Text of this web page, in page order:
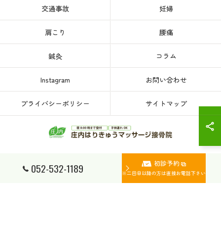
052-532-1189 初診予約
※二回目以降の方は直接お電話下さい
交通事故 妊婦
肩こり 腰痛
鍼灸 コラム
Instagram お問い合わせ
プライバシーポリシー サイトマップ
© 2026 愛知県、名古屋市西区の接骨院なら庄内はりきゅうマッサージ接骨院 ALL
RIGHTS RESERVED.